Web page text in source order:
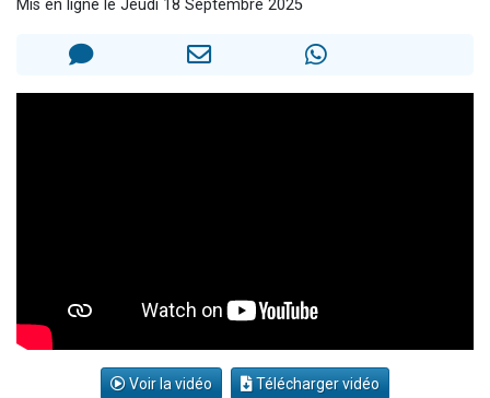
30 personnes viennent de faire un don pour Sauvez la jambe de Yohan
Mis en ligne le Jeudi 18 Septembre 2025
Voir la vidéo Télécharger vidéo